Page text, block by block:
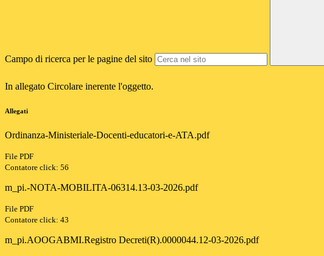
Campo di ricerca per le pagine del sito
In allegato Circolare inerente l'oggetto.
Allegati
Ordinanza-Ministeriale-Docenti-educatori-e-ATA.pdf
File PDF
Contatore click: 56
m_pi.-NOTA-MOBILITA-06314.13-03-2026.pdf
File PDF
Contatore click: 43
m_pi.AOOGABMI.Registro Decreti(R).0000044.12-03-2026.pdf